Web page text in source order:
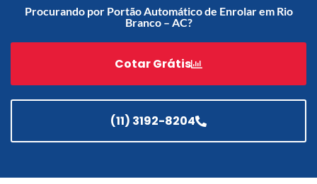
Enrolar em Teresópolis – RJ
Portão de Garagem de
Enrolar em São Pedro da
Aldeia – RJ
Portão de Garagem de
Enrolar em São Gonçalo – RJ
Enrolar em Rio das Ostras –
Procurando por Portão Automático de Enrolar em Rio
Branco – AC?
Cotar Grátis
(11) 3192-8204